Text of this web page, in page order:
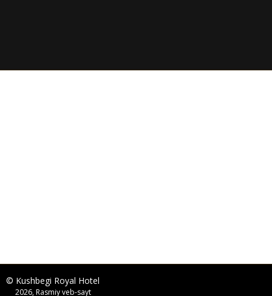
© Kushbegi Royal Hotel
2026, Rasmiy veb-sayt